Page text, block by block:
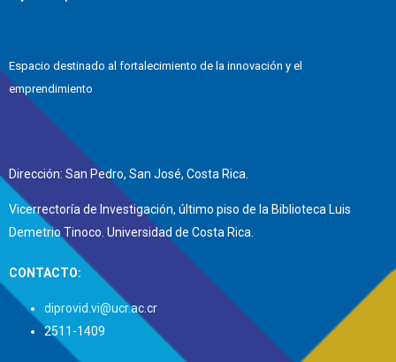
Espacio destinado al fortalecimiento de la innovación y el
emprendimiento
Dirección: San Pedro, San José, Costa Rica.
Vicerrectoría de Investigación, último piso de la Biblioteca Luis
Demetrio Tinoco. Universidad de Costa Rica.
CONTACTO:
diprovid.vi@ucr.ac.cr
2511-1409